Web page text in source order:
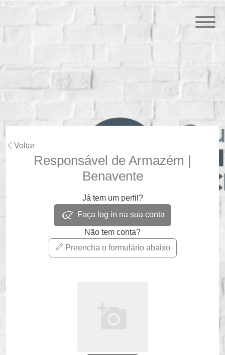
Voltar
Responsável de Armazém |
Benavente
Já tem um perfil?
Faça log in na sua conta
Não tem conta?
Preencha o formulário abaixo